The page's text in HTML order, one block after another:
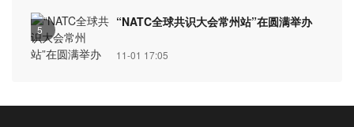
5
“NATC全球共识大会常州站”在圆满举办
11-01 17:05